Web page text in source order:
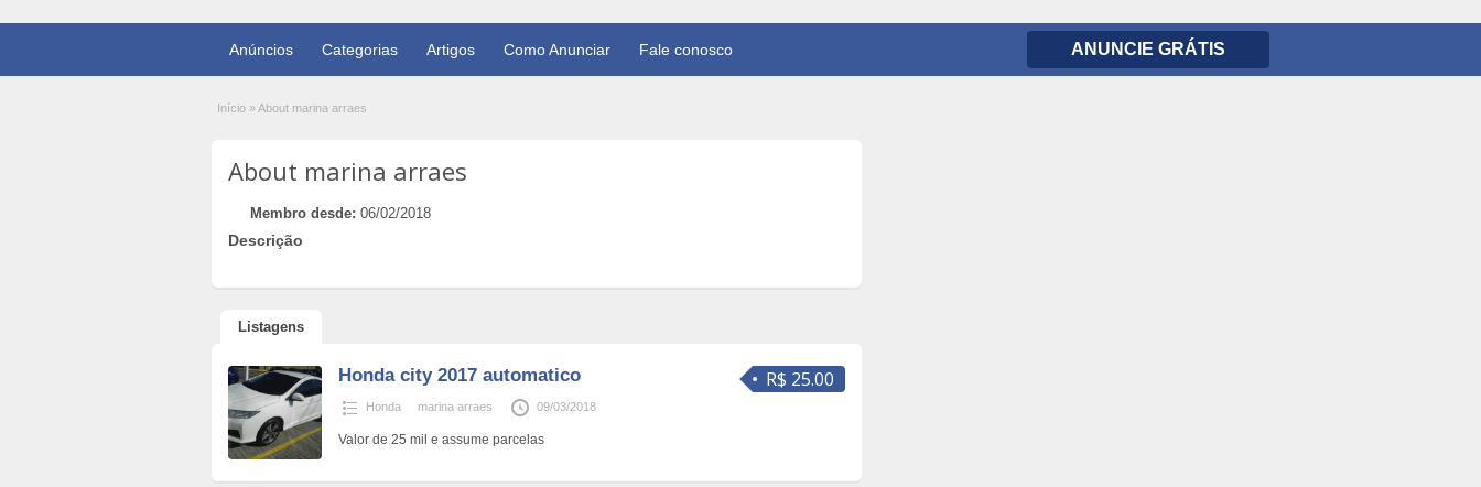
Anúncios Categorias Artigos Como Anunciar Fale conosco ANUNCIE GRÁTIS
Início »About marina arraes
About marina arraes
Membro desde: 06/02/2018
Descrição
Listagens
R$ 25.00
Honda city 2017 automatico
Honda marina arraes 09/03/2018
Valor de 25 mil e assume parcelas